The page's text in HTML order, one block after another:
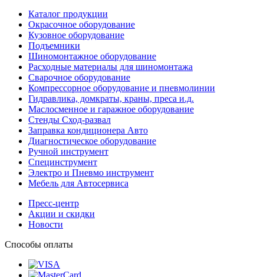
Каталог продукции
Окрасочное оборудование
Кузовное оборудование
Подъемники
Шиномонтажное оборудование
Расходные материалы для шиномонтажа
Сварочное оборудование
Компрессорное оборудование и пневмолинии
Гидравлика, домкраты, краны, преса и.д.
Маслосменное и гаражное оборудование
Стенды Сход-развал
Заправка кондиционера Авто
Диагностическое оборудование
Ручной инструмент
Специнструмент
Электро и Пневмо инструмент
Мебель для Автосервиса
Пресс-центр
Акции и скидки
Новости
Способы оплаты